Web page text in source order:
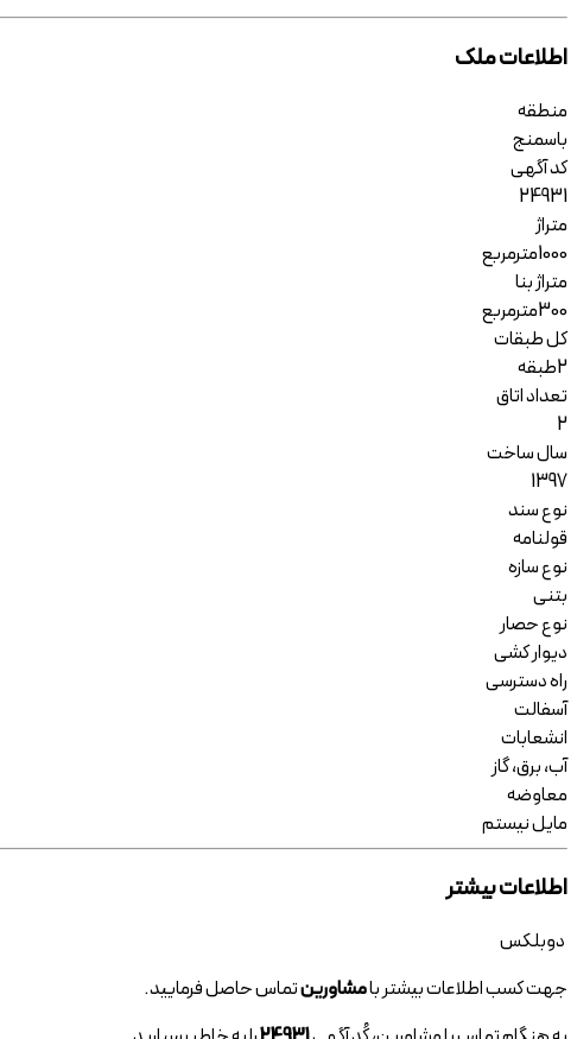
اطلاعات ملک
منطقه
باسمنج
کد آگهی
24931
متراژ
1000مترمربع
متراژ بنا
300مترمربع
کل طبقات
2طبقه
تعداد اتاق
2
سال ساخت
1397
نوع سند
قولنامه
نوع سازه
بتنی
نوع حصار
دیوار کشی
راه دسترسی
آسفالت
انشعابات
آب، برق، گاز
معاوضه
مایل نیستم
اطلاعات بیشتر
دوبلکس
جهت کسب اطلاعات بیشتر بامشاورینتماس حاصل فرمایید.